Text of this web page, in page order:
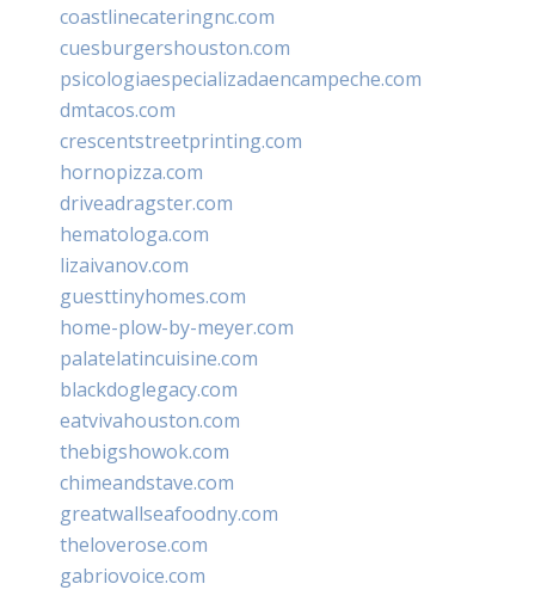
coastlinecateringnc.com
cuesburgershouston.com
psicologiaespecializadaencampeche.com
dmtacos.com
crescentstreetprinting.com
hornopizza.com
driveadragster.com
hematologa.com
lizaivanov.com
guesttinyhomes.com
home-plow-by-meyer.com
palatelatincuisine.com
blackdoglegacy.com
eatvivahouston.com
thebigshowok.com
chimeandstave.com
greatwallseafoodny.com
theloverose.com
gabriovoice.com